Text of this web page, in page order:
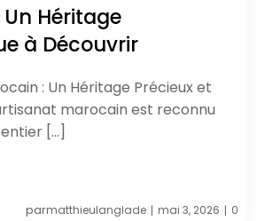
Héritage
à Découvrir
: Un Héritage Précieux et
marocain est reconnu
[…]
parmatthieulanglade | mai 3, 2026 | 0